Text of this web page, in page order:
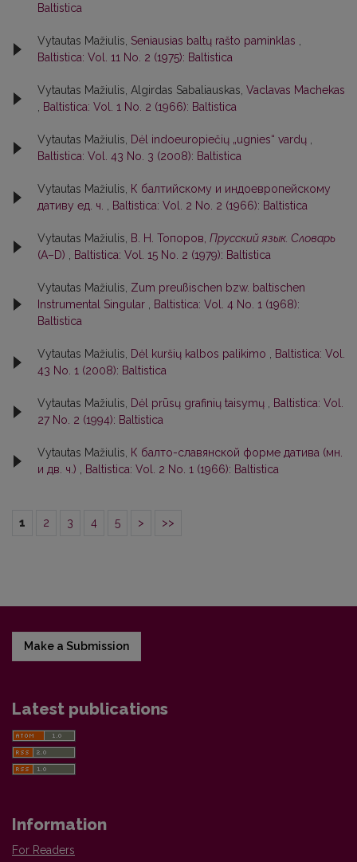
Baltistica
Vytautas Mažiulis, Seniausias baltų rašto paminklas
Baltistica: Vol. 11 No. 2 (1975): Baltistica
Vytautas Mažiulis, Algirdas Sabaliauskas, Vaclavas Machekas
Baltistica: Vol. 1 No. 2 (1966): Baltistica
Vytautas Mažiulis, Dėl indoeuropiečių „ugnies“ vardų
Baltistica: Vol. 43 No. 3 (2008): Baltistica
Vytautas Mažiulis,
К балтийскому и индоевропейскому
дативу ед. ч.
Baltistica: Vol. 2 No. 2 (1966): Baltistica
Vytautas Mažiulis, В. Н. Топоров, Прусский язык. Словарь
(А–D)
Baltistica: Vol. 15 No. 2 (1979): Baltistica
Vytautas Mažiulis, Zum preußischen bzw. baltischen
Instrumental Singular
Baltistica: Vol. 4 No. 1 (1968):
Baltistica
Vytautas Mažiulis, Dėl kuršių kalbos palikimo
Baltistica: Vol.
43 No. 1 (2008): Baltistica
Vytautas Mažiulis, Dėl prūsų grafinių taisymų
Baltistica: Vol.
27 No. 2 (1994): Baltistica
Vytautas Mažiulis,
К балто-славянской форме датива (мн.
и дв. ч.)
Baltistica: Vol. 2 No. 1 (1966): Baltistica
1 2 3 4 5 > >>
Make a Submission
Latest publications
Information
For Readers